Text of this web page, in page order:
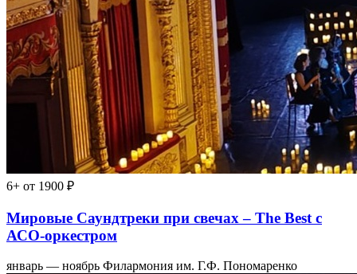
6+ от 1900 ₽
Мировые Саундтреки при свечах – The Best с
АСО-оркестром
январь — ноябрь Филармония им. Г.Ф. Пономаренко